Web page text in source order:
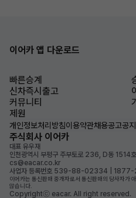
이어카 앱 다운로드
빠른승계
신차즉시출고
커뮤니티
제원
개인정보처리방침이용약관채용공고공
주식회사 이어카
대표 유우재
인천광역시 부평구 주부토로 236, D동 1514호
cs@eacar.co.kr
사업자 등록번호 539-88-02334 |
이어카는 통신판매 중개자로서 통신판매의 당사자가
않습니다.
Copyrightⓒ eacar. All right reserved.